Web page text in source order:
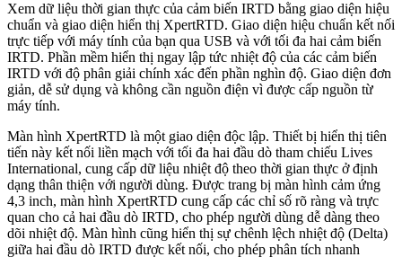
Xem dữ liệu thời gian thực của cảm biến IRTD bằng giao diện hiệu
chuẩn và giao diện hiển thị XpertRTD. Giao diện hiệu chuẩn kết nối
trực tiếp với máy tính của bạn qua USB và với tối đa hai cảm biến
IRTD. Phần mềm hiển thị ngay lập tức nhiệt độ của các cảm biến
IRTD với độ phân giải chính xác đến phần nghìn độ. Giao diện đơn
giản, dễ sử dụng và không cần nguồn điện vì được cấp nguồn từ
máy tính.
Màn hình XpertRTD là một giao diện độc lập. Thiết bị hiển thị tiên
tiến này kết nối liền mạch với tối đa hai đầu dò tham chiếu Lives
International, cung cấp dữ liệu nhiệt độ theo thời gian thực ở định
dạng thân thiện với người dùng. Được trang bị màn hình cảm ứng
4,3 inch, màn hình XpertRTD cung cấp các chỉ số rõ ràng và trực
quan cho cả hai đầu dò IRTD, cho phép người dùng dễ dàng theo
dõi nhiệt độ. Màn hình cũng hiển thị sự chênh lệch nhiệt độ (Delta)
giữa hai đầu dò IRTD được kết nối, cho phép phân tích nhanh